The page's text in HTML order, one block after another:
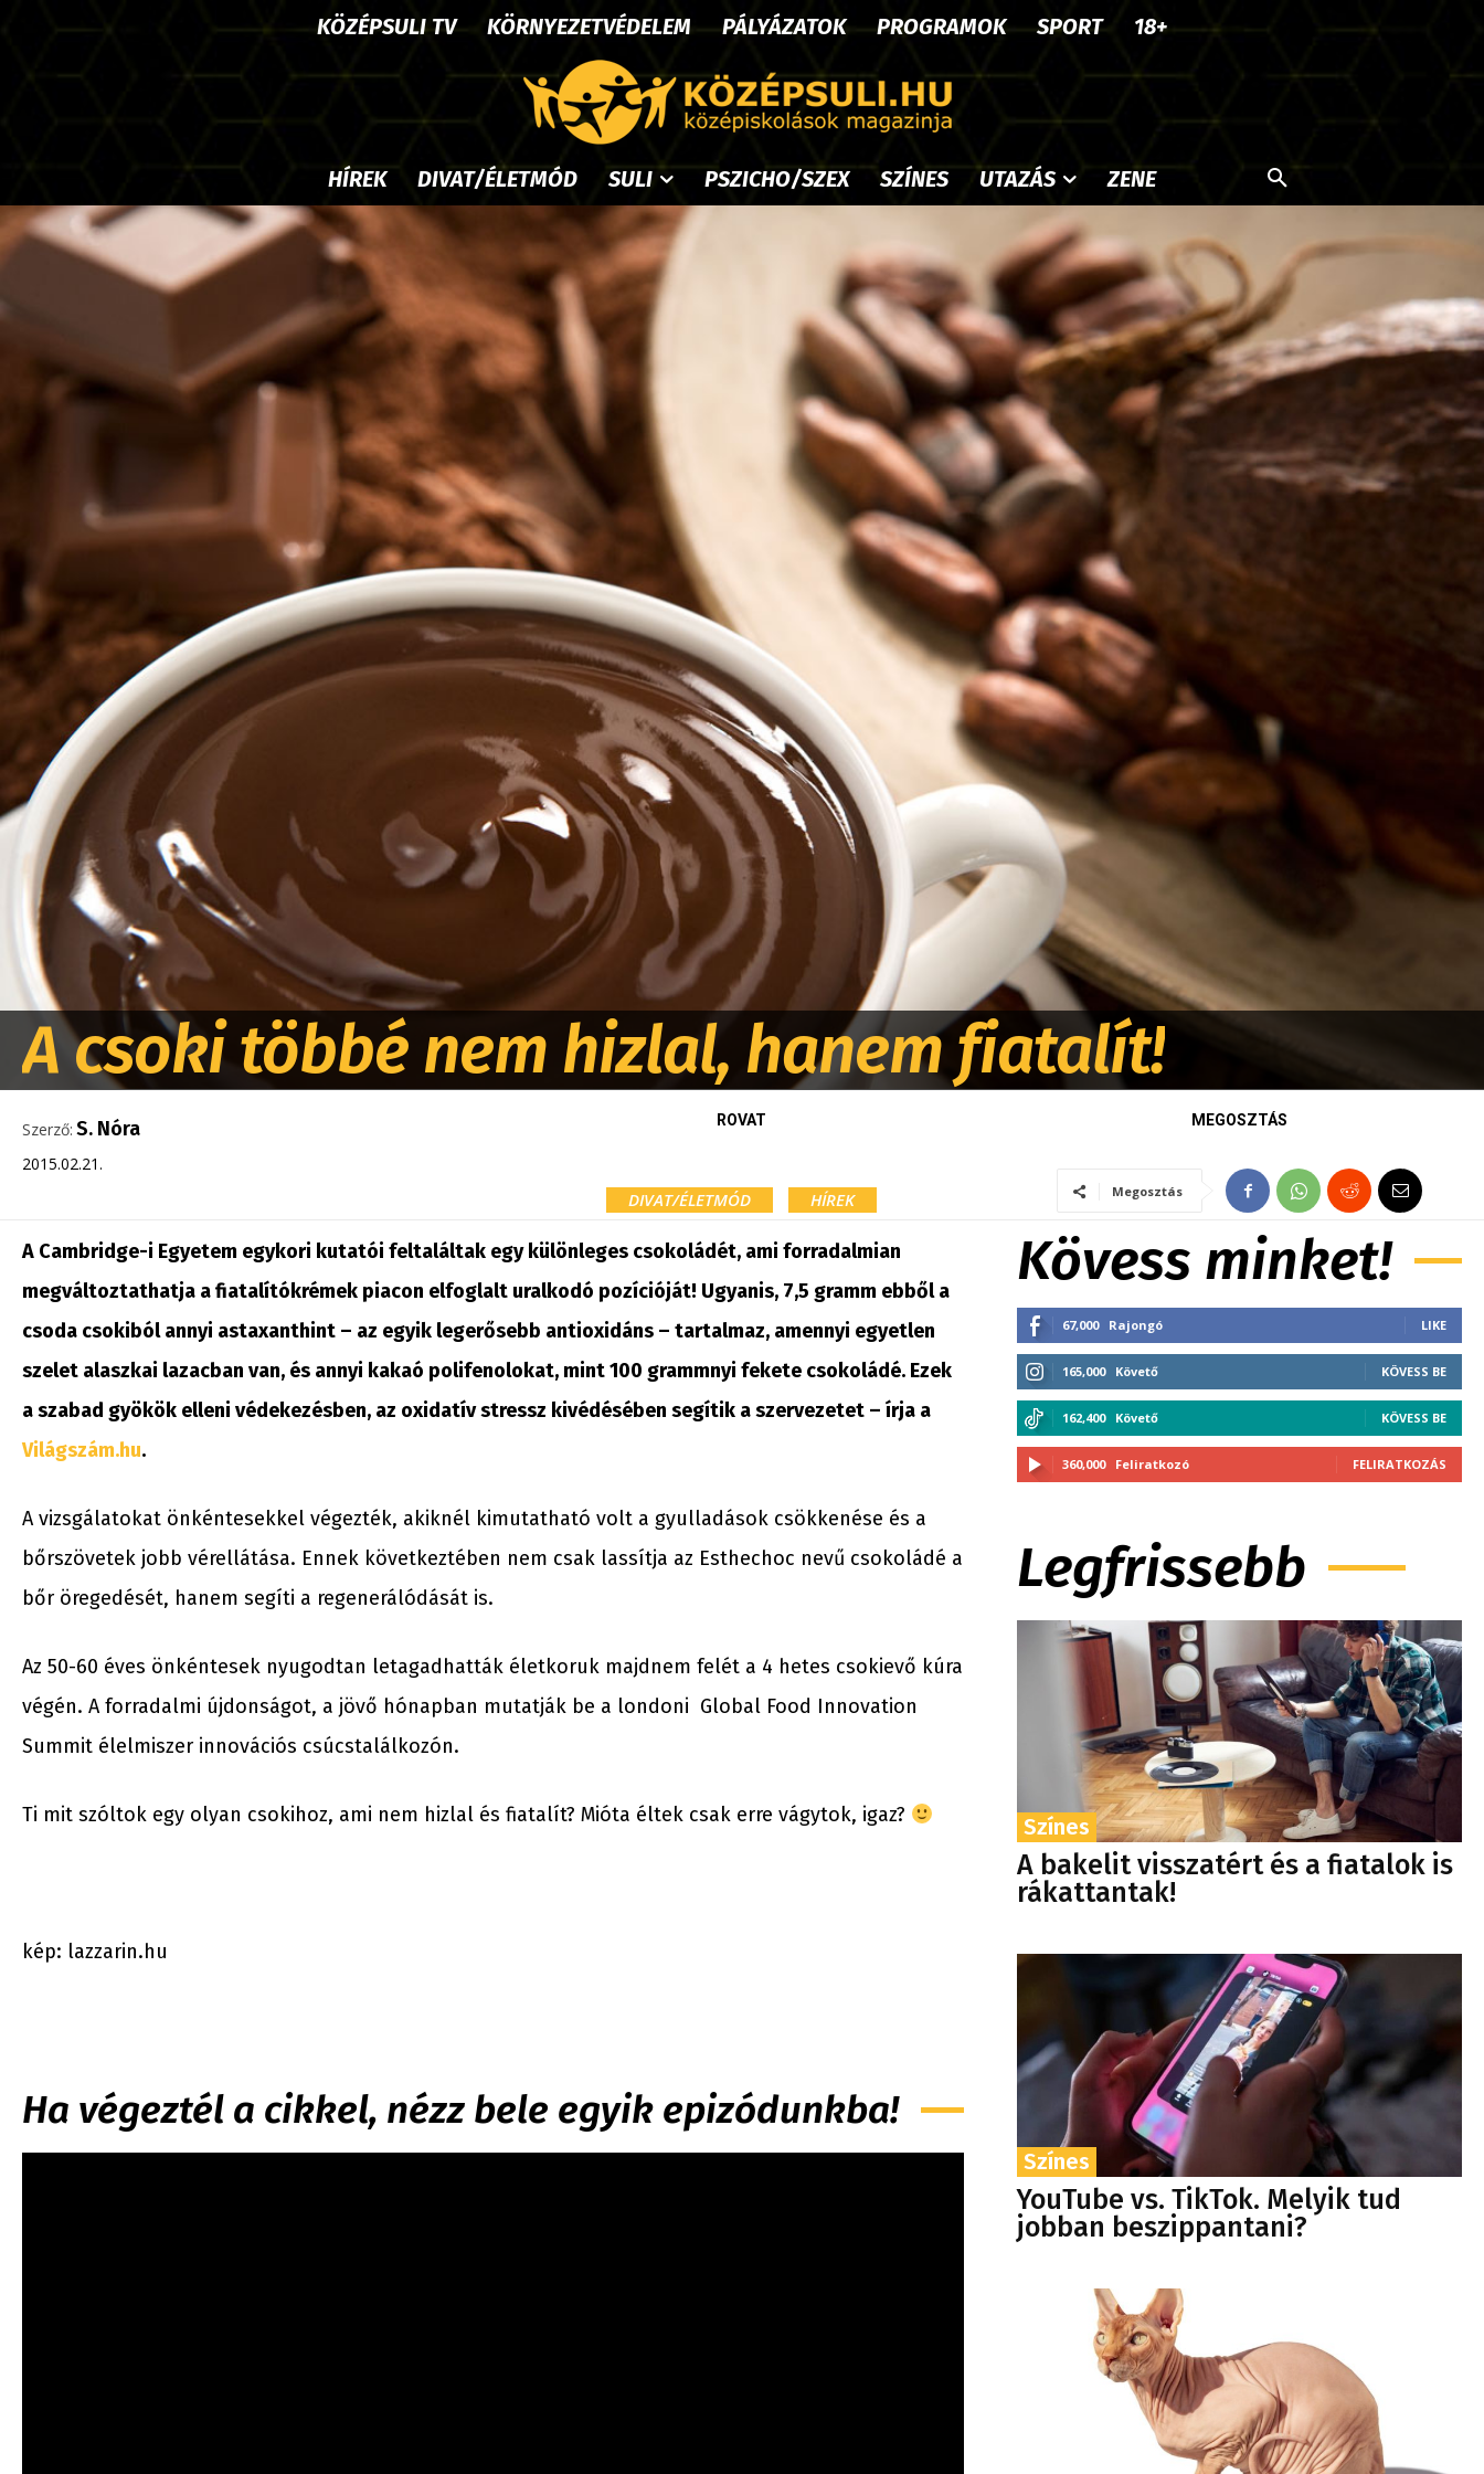
KÖZÉPSULI TV KÖRNYEZETVÉDELEM PÁLYÁZATOK PROGRAMOK SPORT 18+
HÍREK DIVAT/ÉLETMÓD SULI PSZICHO/SZEX SZÍNES UTAZÁS ZENE
A csoki többé nem hizlal, hanem fiatalít!
Szerző: S. Nóra
2015.02.21.
ROVAT
DIVAT/ÉLETMÓD HÍREK
MEGOSZTÁS
Megosztás
A Cambridge-i Egyetem egykori kutatói feltaláltak egy különleges csokoládét, ami forradalmian
megváltoztathatja a fiatalítókrémek piacon elfoglalt uralkodó pozícióját! Ugyanis, 7,5 gramm ebből a
csoda csokiból annyi astaxanthint – az egyik legerősebb antioxidáns – tartalmaz, amennyi egyetlen
szelet alaszkai lazacban van, és annyi kakaó polifenolokat, mint 100 grammnyi fekete csokoládé. Ezek
a szabad gyökök elleni védekezésben, az oxidatív stressz kivédésében segítik a szervezetet – írja a
Világszám.hu.
A vizsgálatokat önkéntesekkel végezték, akiknél kimutatható volt a gyulladások csökkenése és a
bőrszövetek jobb vérellátása. Ennek következtében nem csak lassítja az Esthechoc nevű csokoládé a
bőr öregedését, hanem segíti a regenerálódását is.
Az 50-60 éves önkéntesek nyugodtan letagadhatták életkoruk majdnem felét a 4 hetes csokievő kúra
végén. A forradalmi újdonságot, a jövő hónapban mutatják be a londoni Global Food Innovation
Summit élelmiszer innovációs csúcstalálkozón.
Ti mit szóltok egy olyan csokihoz, ami nem hizlal és fiatalít? Mióta éltek csak erre vágytok, igaz?
kép: lazzarin.hu
Ha végeztél a cikkel, nézz bele egyik epizódunkba!
Kövess minket!
67,000 Rajongó LIKE
165,000 Követő KÖVESS BE
162,400 Követő KÖVESS BE
360,000 Feliratkozó FELIRATKOZÁS
Legfrissebb
Színes
A bakelit visszatért és a fiatalok is
rákattantak!
Színes
YouTube vs. TikTok. Melyik tud
jobban beszippantani?